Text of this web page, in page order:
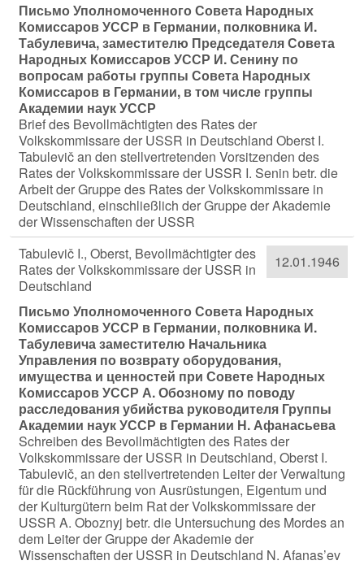
Письмо Уполномоченного Совета Народных
Комиссаров УССР в Германии, полковника И.
Табулевича, заместителю Председателя Совета
Народных Комиссаров УССР И. Сенину по
вопросам работы группы Совета Народных
Комиссаров в Германии, в том числе группы
Академии наук УССР
Brief des Bevollmächtigten des Rates der
Volkskommissare der USSR in Deutschland Oberst I.
Tabulevič an den stellvertretenden Vorsitzenden des
Rates der Volkskommissare der USSR I. Senin betr. die
Arbeit der Gruppe des Rates der Volkskommissare in
Deutschland, einschließlich der Gruppe der Akademie
der Wissenschaften der USSR
12.01.1946
Tabulevič I., Oberst, Bevollmächtigter des
Rates der Volkskommissare der USSR in
Deutschland
Письмо Уполномоченного Совета Народных
Комиссаров УССР в Германии, полковника И.
Табулевича заместителю Начальника
Управления по возврату оборудования,
имущества и ценностей при Совете Народных
Комиссаров УССР А. Обозному по поводу
расследования убийства руководителя Группы
Академии наук УССР в Германии Н. Афанасьева
Schreiben des Bevollmächtigten des Rates der
Volkskommissare der USSR in Deutschland, Oberst I.
Tabulevič, an den stellvertretenden Leiter der Verwaltung
für die Rückführung von Ausrüstungen, Eigentum und
der Kulturgütern beim Rat der Volkskommissare der
USSR A. Oboznyj betr. die Untersuchung des Mordes an
dem Leiter der Gruppe der Akademie der
Wissenschaften der USSR in Deutschland N. Afanas’ev